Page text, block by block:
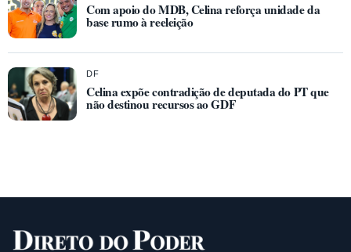
Com apoio do MDB, Celina reforça unidade da
base rumo à reeleição
DF
Celina expõe contradição de deputada do PT que
não destinou recursos ao GDF